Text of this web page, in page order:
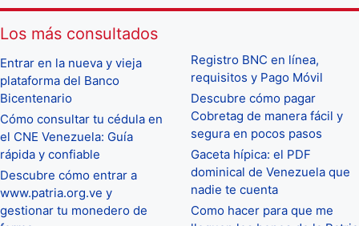
Los más consultados
Entrar en la nueva y vieja
plataforma del Banco
Bicentenario
Cómo consultar tu cédula en
el CNE Venezuela: Guía
rápida y confiable
Descubre cómo entrar a
www.patria.org.ve y
gestionar tu monedero de
Registro BNC en línea,
requisitos y Pago Móvil
Descubre cómo pagar
Cobretag de manera fácil y
segura en pocos pasos
Gaceta hípica: el PDF
dominical de Venezuela que
nadie te cuenta
Como hacer para que me